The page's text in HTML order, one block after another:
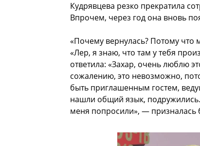
Кудрявцева резко прекратила
Впрочем, через год она вновь
«Почему вернулась? Потому что
«Лер, я знаю, что там у тебя
ответила: «Захар, очень люблю
сожалению, это невозможно,
быть приглашенным гостем,
нашли общий язык,
меня попросили», — призналась